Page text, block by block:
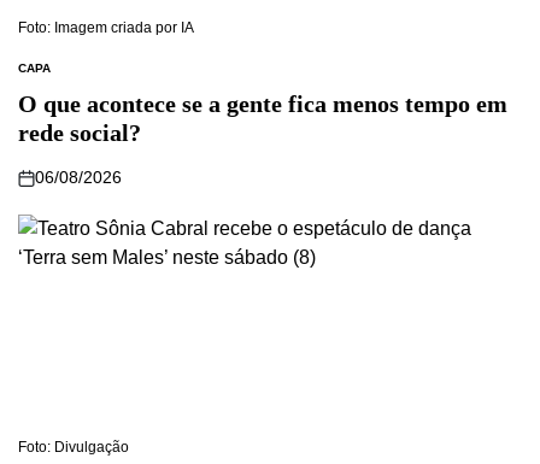
Foto: Imagem criada por IA
CAPA
O que acontece se a gente fica menos tempo em
rede social?
06/08/2026
Foto: Divulgação